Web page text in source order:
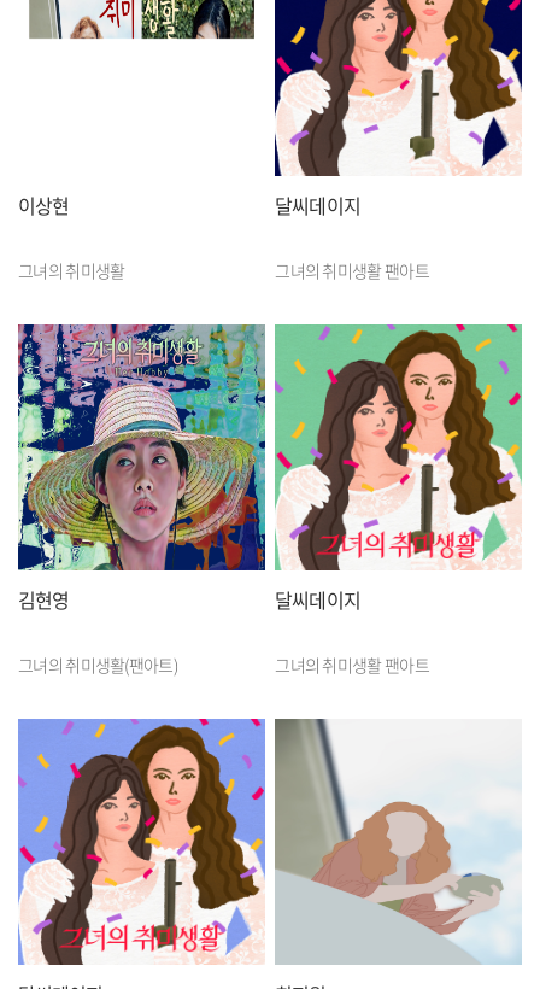
이상현
그녀의 취미생활
달씨데이지
그녀의 취미생활 팬아트
김현영
그녀의 취미생활(팬아트)
달씨데이지
그녀의 취미생활 팬아트